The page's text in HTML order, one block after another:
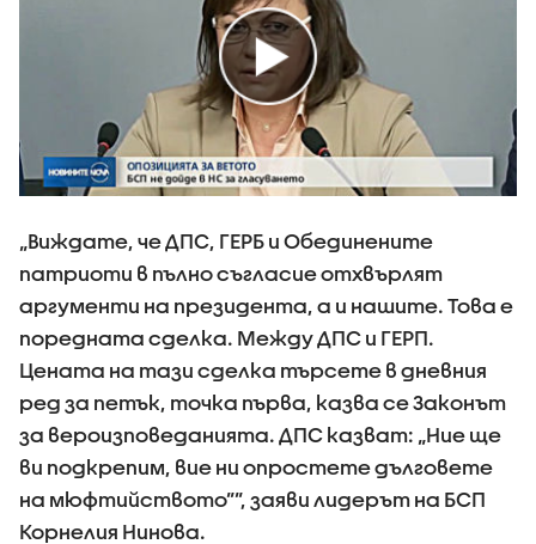
„Виждате, че ДПС, ГЕРБ и Обединените
патриоти в пълно съгласие отхвърлят
аргументи на президента, а и нашите. Това е
поредната сделка. Между ДПС и ГЕРП.
Цената на тази сделка търсете в дневния
ред за петък, точка първа, казва се Законът
за вероизповеданията. ДПС казват: „Ние ще
ви подкрепим, вие ни опростете дълговете
на мюфтийството””, заяви лидерът на БСП
Корнелия Нинова.